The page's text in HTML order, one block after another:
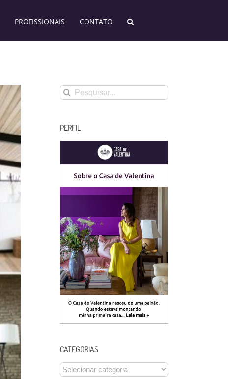
PROFISSIONAIS CONTATO
Buscar
resultados
PERFIL
CATEGORIAS
CATEGORIAS